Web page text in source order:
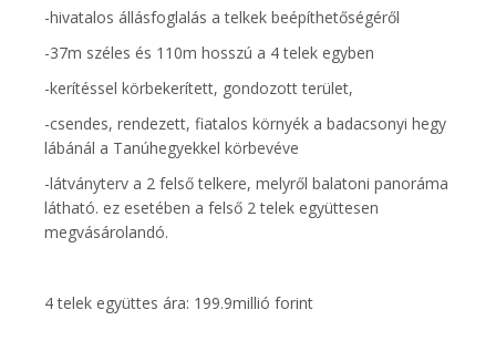
-hivatalos állásfoglalás a telkek beépíthetőségéről
-37m széles és 110m hosszú a 4 telek egyben
-kerítéssel körbekerített, gondozott terület,
-csendes, rendezett, fiatalos környék a badacsonyi hegy
lábánál a Tanúhegyekkel körbevéve
-látványterv a 2 felső telkere, melyről balatoni panoráma
látható. ez esetében a felső 2 telek együttesen
megvásárolandó.
4 telek együttes ára: 199.9millió forint